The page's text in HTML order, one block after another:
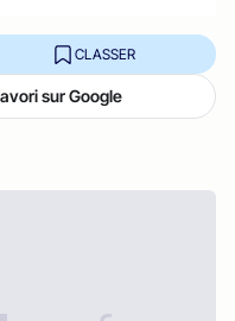
CLASSER
sur Google